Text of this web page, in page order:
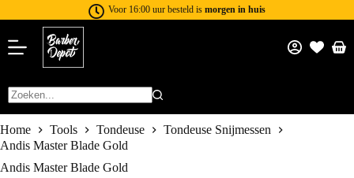
Voor 16:00 uur besteld is morgen in huis
Home Tools Tondeuse
Tondeuse Snijmessen
Andis Master Blade Gold
Andis Master Blade Gold